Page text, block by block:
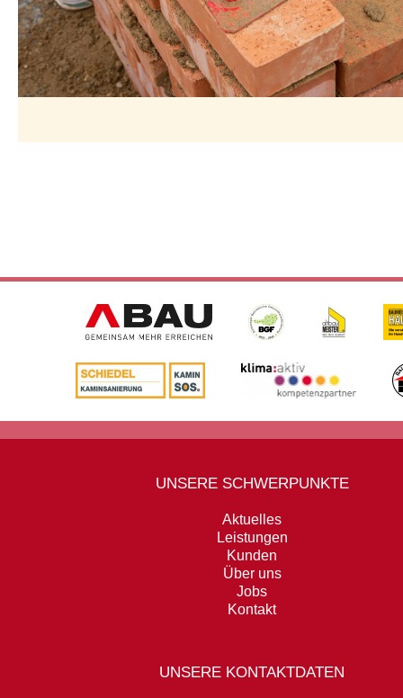
UNSERE SCHWERPUNKTE
Aktuelles
Leistungen
Kunden
Über uns
Jobs
Kontakt
UNSERE KONTAKTDATEN